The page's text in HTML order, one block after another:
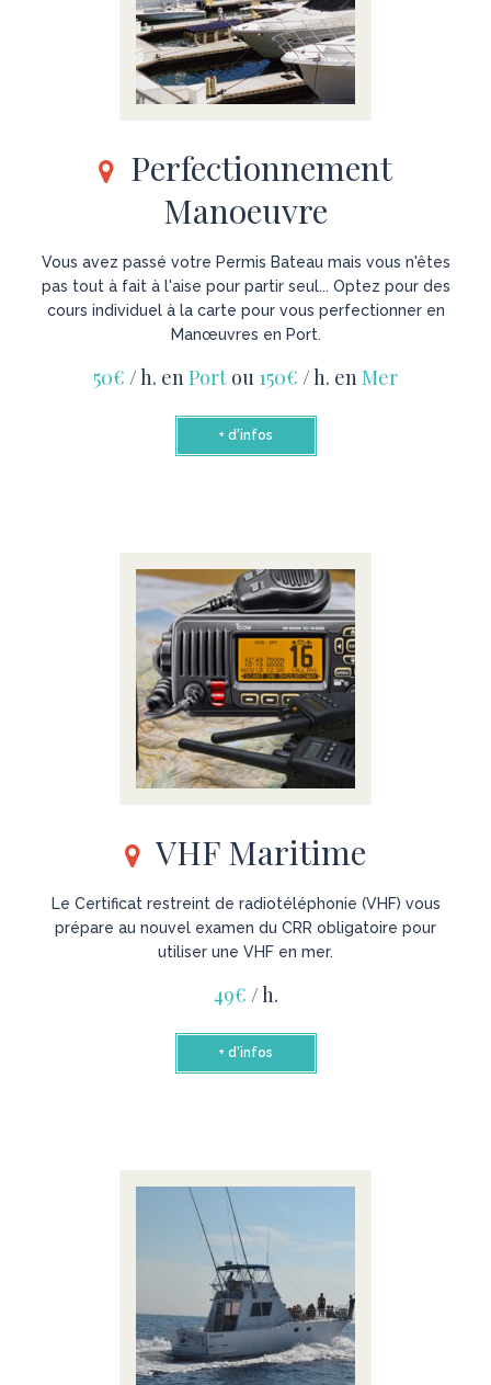
Perfectionnement
Manoeuvre
Vous avez passé votre Permis Bateau mais vous n'êtes
pas tout à fait à l'aise pour partir seul... Optez pour des
cours individuel à la carte pour vous perfectionner en
Manœuvres en Port.
50€ / h. enPort ou 150€ / h. enMer
+ d'infos
VHF Maritime
Le Certificat restreint de radiotéléphonie (VHF) vous
prépare au nouvel examen du CRR obligatoire pour
utiliser une VHF en mer.
49€ / h.
+ d'infos